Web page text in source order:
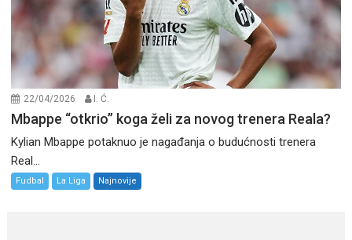
22/04/2026 I. Ć.
Mbappe “otkrio” koga želi za novog trenera Reala?
Kylian Mbappe potaknuo je nagađanja o budućnosti trenera
Real...
Fudbal La Liga Najnovije